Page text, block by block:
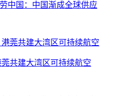
中国：中国渐成全球供应
共建大湾区可持续航空